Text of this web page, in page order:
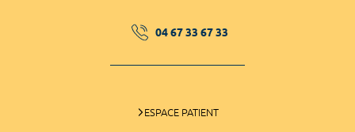
04 67 33 67 33
ESPACE PATIENT